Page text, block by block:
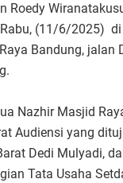
Roedy
(11/6/2025)
Bandung, jalan
Nazhir Masjid
Audiensi yang
Dedi Mulyadi,
Tata Usaha